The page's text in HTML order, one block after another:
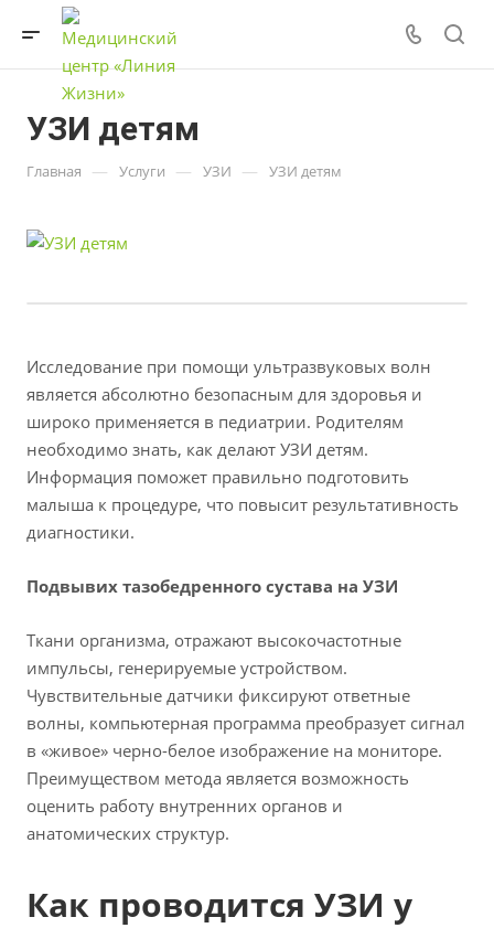
УЗИ детям
Главная — Услуги — УЗИ — УЗИ детям
Исследование при помощи ультразвуковых волн
является абсолютно безопасным для здоровья и
широко применяется в педиатрии. Родителям
необходимо знать, как делают УЗИ детям.
Информация поможет правильно подготовить
малыша к процедуре, что повысит результативность
диагностики.
Подвывих тазобедренного сустава на УЗИ
Ткани организма, отражают высокочастотные
импульсы, генерируемые устройством.
Чувствительные датчики фиксируют ответные
волны, компьютерная программа преобразует сигнал
в «живое» черно-белое изображение на мониторе.
Преимуществом метода является возможность
оценить работу внутренних органов и
анатомических структур.
Как проводится УЗИ у